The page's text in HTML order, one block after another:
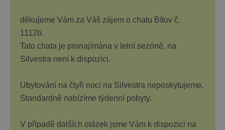
děkujeme Vám za Váš zájem o chatu Bítov č.
1112b.
Tato chata je pronajímána v letní sezóně, na
Silvestra není k dispozici.
Ubytování na čtyři noci na Silvestra neposkytujeme.
Standardně nabízíme týdenní pobyty.
V případě dalších otázek jsme Vám k dispozici na